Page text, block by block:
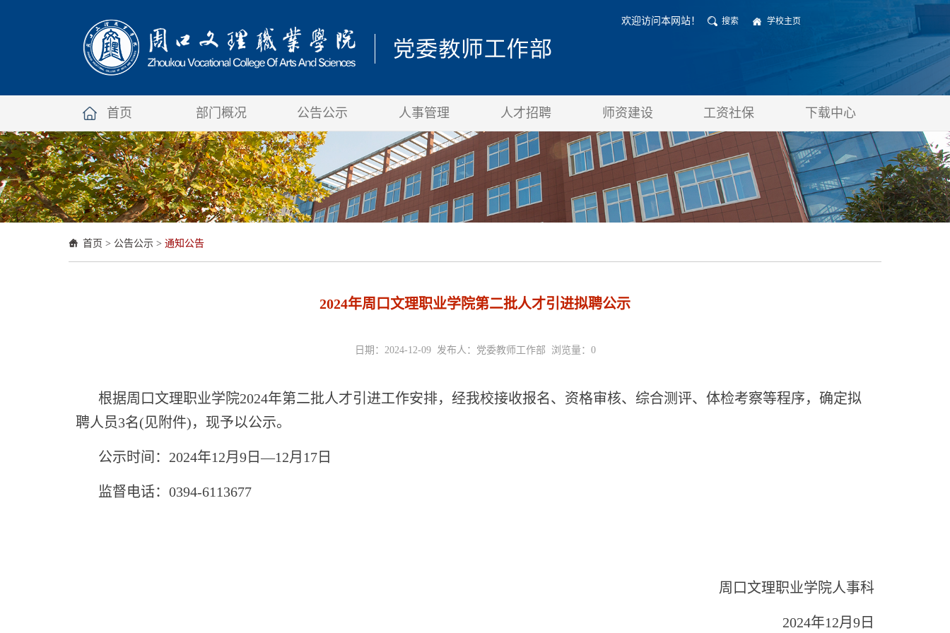
欢迎访问本网站！ 搜索 学校主页
首页 部门概况 公告公示 人事管理 人才招聘 师资建设 工资社保 下载中心
首页 > 公告公示 > 通知公告
2024年周口文理职业学院第二批人才引进拟聘公示
日期：2024-12-09 发布人：党委教师工作部 浏览量： 0
根据周口文理职业学院2024年第二批人才引进工作安排，经我校接收报名、资格审核、综合测评、体检考察等程序，确定拟
聘人员3名(见附件)，现予以公示。
公示时间：2024年12月9日—12月17日
监督电话：0394-6113677
周口文理职业学院人事科
2024年12月9日